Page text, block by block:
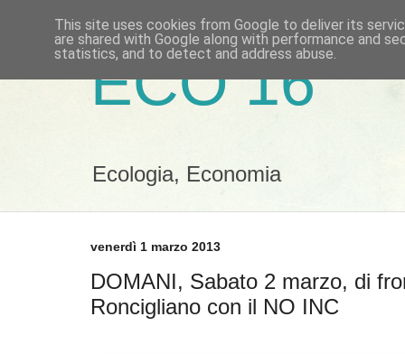
ECO 16
Ecologia, Economia
venerdì 1 marzo 2013
DOMANI, Sabato 2 marzo, di
Roncigliano con il NO INC
This site uses cookies from Google to deliver its
are shared with Google along with performance and
statistics, and to detect and address abuse.